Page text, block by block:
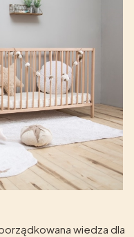
wiedza dla